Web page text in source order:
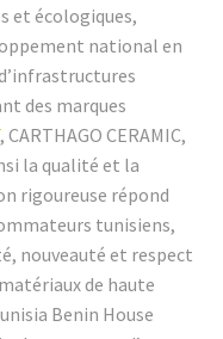
et écologiques,
national en
des marques
, CARTHAGO CERAMIC,
la qualité et la
rigoureuse répond
tunisiens,
nouveauté et respect
de haute
Benin House